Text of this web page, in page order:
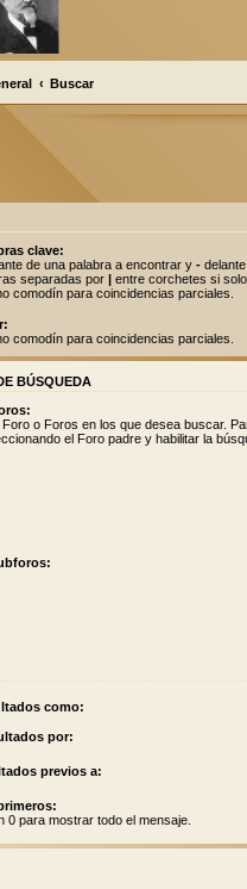
Buscar
clave:
de una palabra a encontrar y -
separadas por | entre corchetes si
comodín para coincidencias parciales.
comodín para coincidencias parciales.
BÚSQUEDA
o Foros en los que desea buscar.
el Foro padre y habilitar la
como:
por:
previos a:
0 para mostrar todo el mensaje.